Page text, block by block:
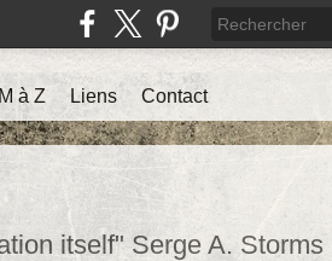
itself" Serge A. Storms
à Z Liens Contact